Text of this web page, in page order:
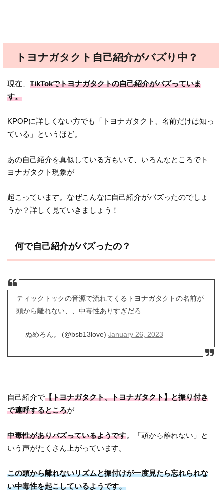
トヨナガタクト自己紹介がバズり中？
現在、TikTokでトヨナガタクトの自己紹介がバズっていま
す。
KPOPに詳しくない方でも「トヨナガタクト、名前だけは知っ
ている」というほど。
あの自己紹介を真似している方もいて、いろんなところでト
ヨナガタクト現象が
起こっています。なぜこんなに自己紹介がバズったのでしょ
うか？詳しく見ていきましょう！
何で自己紹介がバズったの？
ティックトックの音源で流れてくるトヨナガタクトの名前が
頭から離れない、、中毒性ありすぎだろ
— ぬめろん。 (@bsb13love) January 26, 2023
自己紹介で【トヨナガタクト、トヨナガタクト】と振り付き
で連呼するところが
中毒性がありバズっているようです。「頭から離れない」と
いう声がたくさん上がっています。
この頭から離れないリズムと振付けが一度見たら忘れられな
い中毒性を起こしているようです。